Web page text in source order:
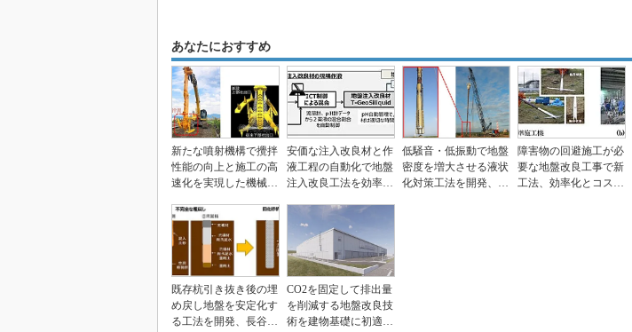
あなたにおすすめ
新たな噴射機構で攪拌
性能の向上と施工の高
速化を実現した機械攪
安価な注入改良材と作
液工程の自動化で地盤
注入改良工法を効率
低騒音・低振動で地盤
密度を増大させる液状
化対策工法を開発、大
障害物の回避施工が必
要な地盤改良工事で新
工法、効率化とコスト
既存杭引き抜き後の埋
め戻し地盤を安定化す
る工法を開発、長谷工
CO2を固定して排出量
を削減する地盤改良技
術を建物基礎に初適